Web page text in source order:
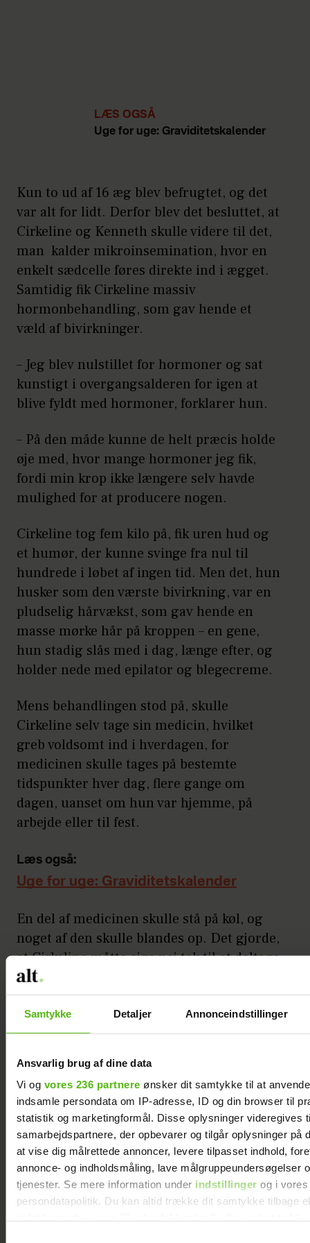
Samtykke Detaljer Annonceindstillinger
Ansvarlig brug af dine data
Vi og vores 236 partnere ønsker dit samtykke til at
indsamle persondata om IP-adresse, ID og din browser til
statistik og marketingformål. Disse oplysninger videregives
samarbejdspartnere, der opbevarer og tilgår oplysninger på
at vise dig målrettede annoncer, levere tilpasset indhold,
annonce- og indholdsmåling, lave målgruppeundersøgelser
tjenester. Se mere information under indstillinger og i vores
persondatapolitik. Du kan altid trække dit samtykke tilbage
LÆS OGSÅ
Uge for uge: Graviditetskalender
Kun to ud af 16 æg blev befrugtet, og det
var alt for lidt. Derfor blev det besluttet, at
Cirkeline og Kenneth skulle videre til det,
man kalder mikroinsemination, hvor en
enkelt sædcelle føres direkte ind i ægget.
Samtidig fik Cirkeline massiv
hormonbehandling, som gav hende et
væld af bivirkninger.
– Jeg blev nulstillet for hormoner og sat
kunstigt i overgangsalderen for igen at
blive fyldt med hormoner, forklarer hun.
– På den måde kunne de helt præcis holde
øje med, hvor mange hormoner jeg fik,
fordi min krop ikke længere selv havde
mulighed for at producere nogen.
Cirkeline tog fem kilo på, fik uren hud og
et humør, der kunne svinge fra nul til
hundrede i løbet af ingen tid. Men det, hun
husker som den værste bivirkning, var en
pludselig hårvækst, som gav hende en
masse mørke hår på kroppen – en gene,
hun stadig slås med i dag, længe efter, og
holder nede med epilator og blegecreme.
Mens behandlingen stod på, skulle
Cirkeline selv tage sin medicin, hvilket
greb voldsomt ind i hverdagen, for
medicinen skulle tages på bestemte
tidspunkter hver dag, flere gange om
dagen, uanset om hun var hjemme, på
arbejde eller til fest.
Læs også:
Uge for uge: Graviditetskalender
En del af medicinen skulle stå på køl, og
noget af den skulle blandes op. Det gjorde,
at Cirkeline måtte sige nej tak til at deltage
i mange ting.
– Det er ikke særlig fedt at rende rundt
med en pose kanyler og sprøjter – man
junkie. Samtidig var der mange
mennesker, som vi ikke havde lyst til at
involvere i vores situation, så jeg sad
meget alene derhjemme. Mit liv var på
standby, i de perioder jeg var i behandling.
Forbudte følelser
Cirkeline og Kenneth er glade for, at de gik